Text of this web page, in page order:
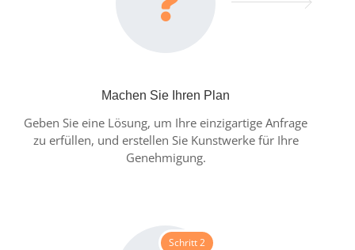
Machen Sie Ihren Plan
Geben Sie eine Lösung, um Ihre einzigartige Anfrage
zu erfüllen, und erstellen Sie Kunstwerke für Ihre
Genehmigung.
Schritt 2